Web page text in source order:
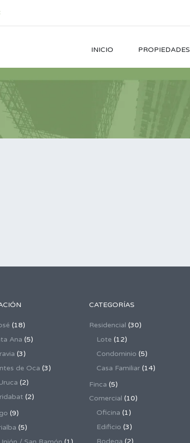
INICIO PROPIEDADES
(18)
Ana (5)
(3)
de Oca (3)
(2)
(2)
(9)
(5)
CATEGORÍAS
Residencial (30)
Lote (12)
Condominio (5)
Casa Familiar(14)
Finca (5)
Comercial (10)
Oficina (1)
Edificio (3)
Bodega (2)